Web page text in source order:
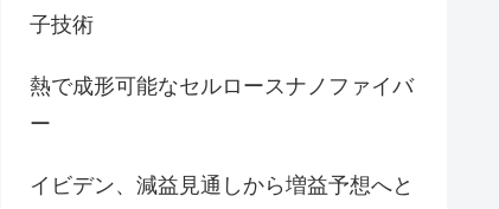
子技術
熱で成形可能なセルロースナノファイバ
ー
イビデン、減益見通しから増益予想へと